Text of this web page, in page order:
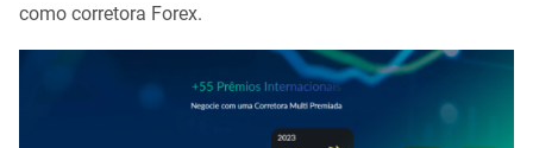
como corretora Forex.